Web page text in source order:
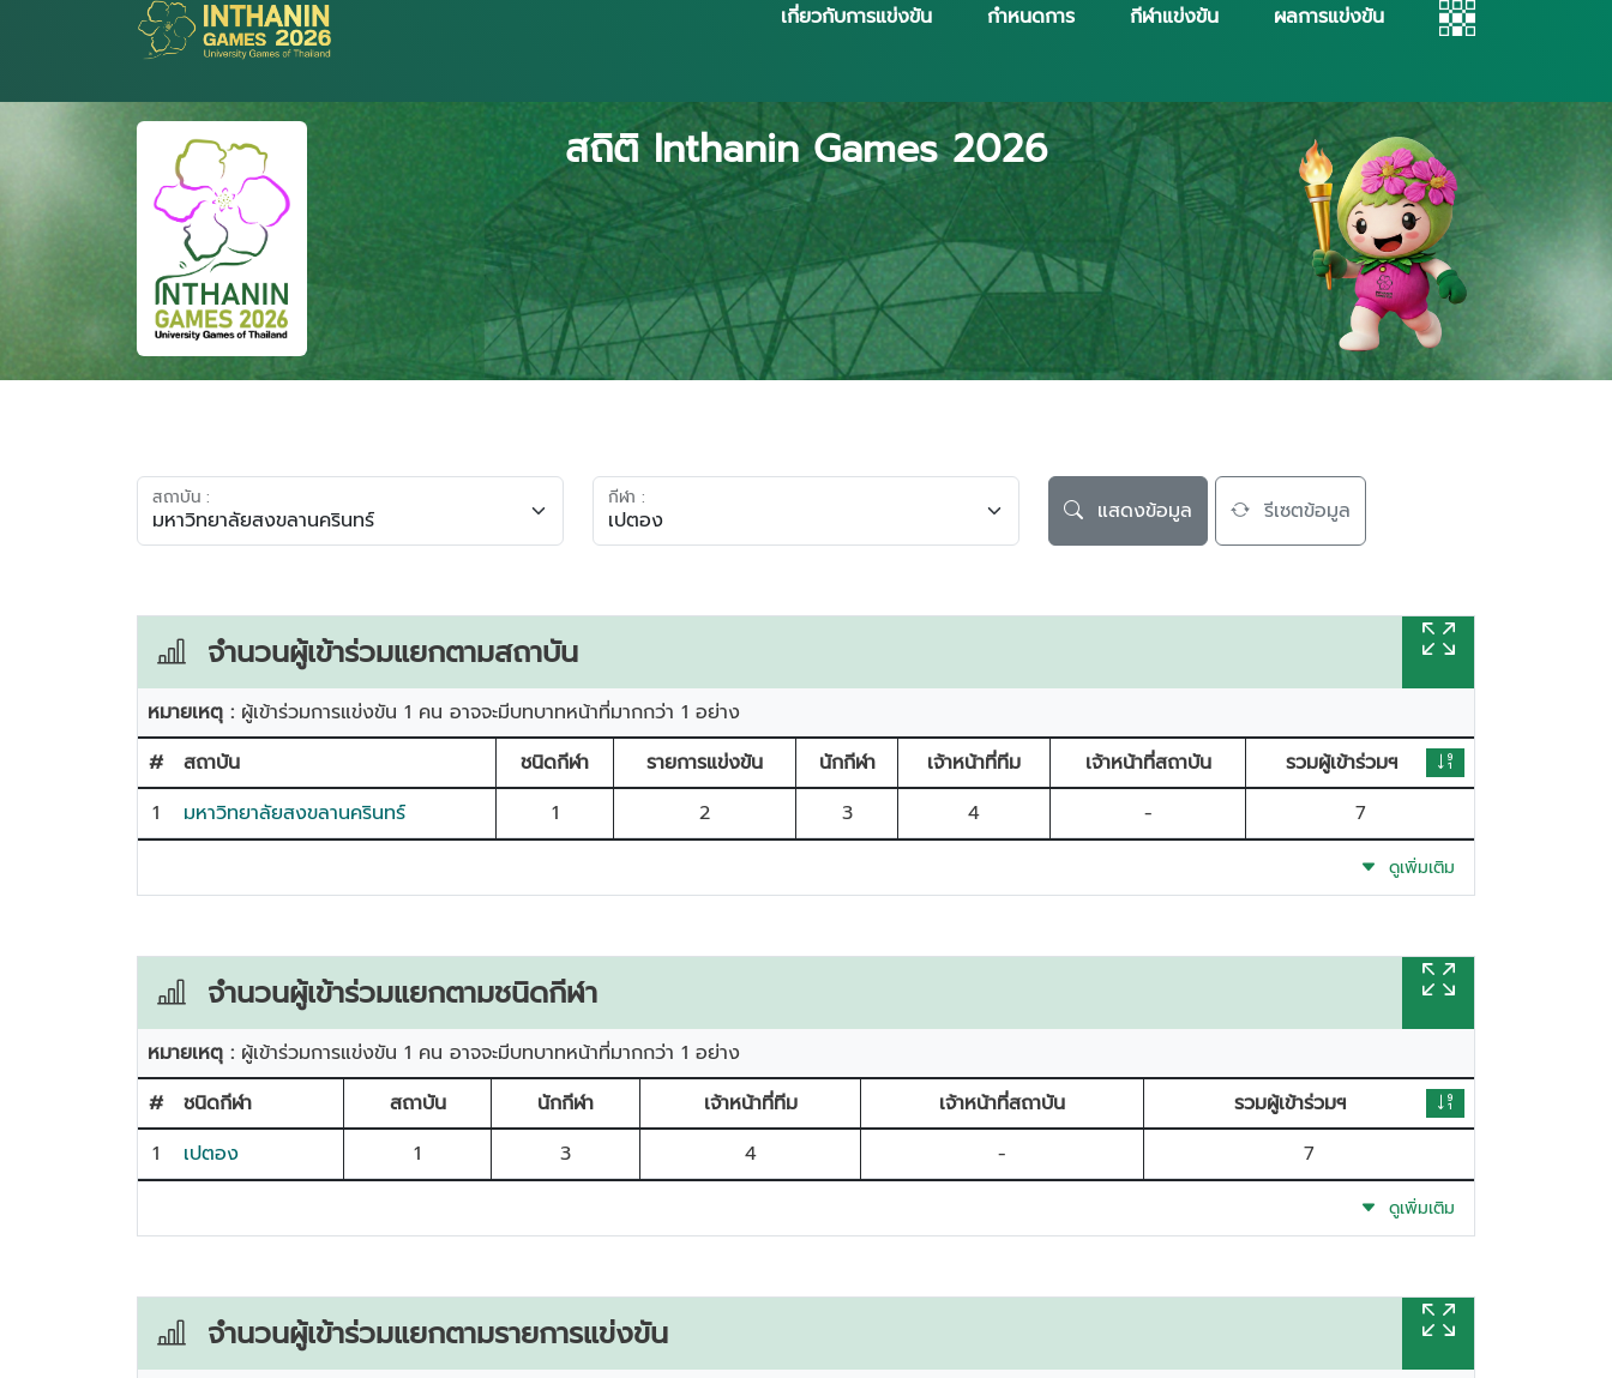
เกี่ยวกับการแข่งขัน กำหนดการ กีฬาแข่งขัน ผลการแข่งขัน
สถิติ Inthanin Games 2026
สถาบัน : กีฬา : แสดงข้อมูล รีเซตข้อมูล
จำนวนผู้เข้าร่วมแยกตามสถาบัน
หมายเหตุ : ผู้เข้าร่วมการแข่งขัน 1 คน อาจจะมีบทบาทหน้าที่มากกว่า 1 อย่าง
#
สถาบัน ชนิดกีฬา รายการแข่งขัน นักกีฬา เจ้าหน้าที่ทีม เจ้าหน้าที่สถาบัน
รวมผู้เข้าร่วมฯ
1
มหาวิทยาลัยสงขลานครินทร์ 1 2 3 4 - 7
ดูเพิ่มเติม
จำนวนผู้เข้าร่วมแยกตามชนิดกีฬา
หมายเหตุ : ผู้เข้าร่วมการแข่งขัน 1 คน อาจจะมีบทบาทหน้าที่มากกว่า 1 อย่าง
#
ชนิดกีฬา สถาบัน นักกีฬา เจ้าหน้าที่ทีม เจ้าหน้าที่สถาบัน
รวมผู้เข้าร่วมฯ
1
เปตอง 1 3 4 - 7
ดูเพิ่มเติม
จำนวนผู้เข้าร่วมแยกตามรายการแข่งขัน